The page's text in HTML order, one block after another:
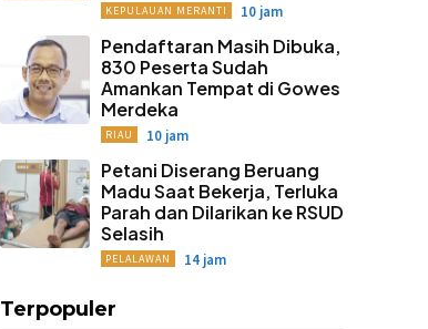
KEPULAUAN MERANTI 10 jam
Pendaftaran Masih Dibuka,
830 Peserta Sudah
Amankan Tempat di Gowes
Merdeka
RIAU 10 jam
Petani Diserang Beruang
Madu Saat Bekerja, Terluka
Parah dan Dilarikan ke RSUD
Selasih
PELALAWAN 14 jam
Terpopuler